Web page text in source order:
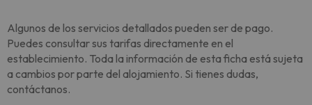
Algunos de los servicios detallados pueden ser de pago.
Puedes consultar sus tarifas directamente en el
establecimiento. Toda la información de esta ficha está sujeta
a cambios por parte del alojamiento. Si tienes dudas,
contáctanos.